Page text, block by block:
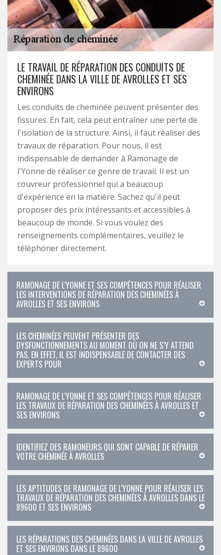
LE TRAVAIL DE RÉPARATION DES CONDUITS DE
CHEMINÉE DANS LA VILLE DE AVROLLES ET SES
ENVIRONS
Les conduits de cheminée peuvent présenter des
fissures. En fait, cela peut entraîner une perte de
l'isolation de la structure. Ainsi, il faut réaliser des
travaux de réparation. Pour nous, il est
indispensable de demander à Ramonage de
l'Yonne de réaliser ce genre de travail. Il est un
couvreur professionnel qui a beaucoup
d'expérience en la matière. Sachez qu'il peut
proposer des prix intéressants et accessibles à
beaucoup de monde. Si vous voulez des
renseignements complémentaires, veuillez le
téléphoner directement.
RAMONAGE DE L'YONNE ET SES COMPÉTENCES POUR RÉALISER
LES INTERVENTIONS DE RÉPARATION DES CHEMINÉES À
AVROLLES ET SES ENVIRONS
LES CHEMINÉES PEUVENT PRÉSENTER DES
DYSFONCTIONNEMENTS AU MOMENT OÙ ON NE S’Y ATTEND
PAS. EN EFFET, IL EST INDISPENSABLE DE CONTACTER DES
EXPERTS POUR
RAMONAGE DE L'YONNE ET SES COMPÉTENCES POUR RÉALISER
LES TRAVAUX DE RÉPARATION DES CHEMINÉES À AVROLLES ET
SES ENVIRONS
IDENTIFIEZ DES RAMONEURS QUI SONT CAPABLE DE RÉPARER
VOTRE CHEMINÉE À AVROLLES
LES APTITUDES DE RAMONAGE DE L'YONNE POUR RÉALISER LES
TRAVAUX DE RÉPARATION DES CHEMINÉES À AVROLLES DANS LE
89600 ET SES ENVIRONS
LES RÉPARATIONS DES CHEMINÉES DANS LA VILLE DE AVROLLES
ET SES ENVIRONS DANS LE 89600